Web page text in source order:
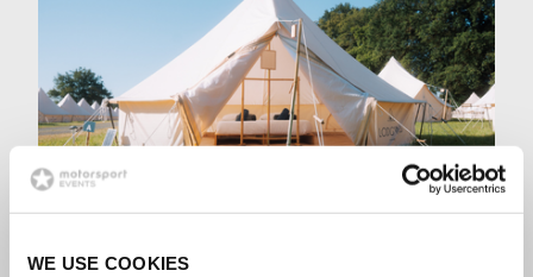
WE USE COOKIES
Glamping